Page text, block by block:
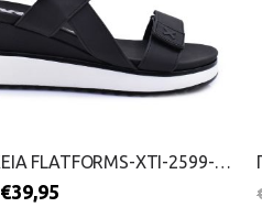
ΓΥΝΑΙΚΕΙΑ FLATFORMS-XTI-2599-0098-ΜΑΥΡΟ
€39,95